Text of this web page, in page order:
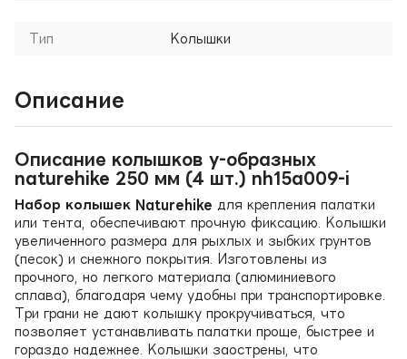
Тип Колышки
Описание
Описание колышков y-образных
naturehike 250 мм (4 шт.) nh15a009-i
Набор колышек Naturehike для крепления палатки
или тента, обеспечивают прочную фиксацию. Колышки
увеличенного размера для рыхлых и зыбких грунтов
(песок) и снежного покрытия. Изготовлены из
прочного, но легкого материала (алюминиевого
сплава), благодаря чему удобны при транспортировке.
Три грани не дают колышку прокручиваться, что
позволяет устанавливать палатки проще, быстрее и
гораздо надежнее. Колышки заострены, что